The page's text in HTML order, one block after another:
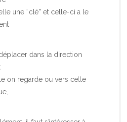
une “clé” et celle-ci a le
dans la direction
on regarde ou vers celle